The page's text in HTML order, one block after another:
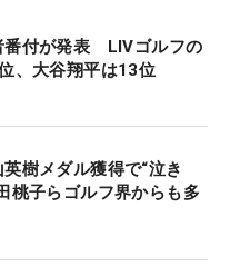
に入った。7月にイン
第11戦で初優勝も飾
ース格と言ってい
して崩れ去った。も
ャーも大いにあった
ての重圧ものしかか
ーツと言われる理由
番付が発表 LIVゴルフの
、大谷翔平は13位
樹メダル獲得で“泣き
桃子らゴルフ界からも多